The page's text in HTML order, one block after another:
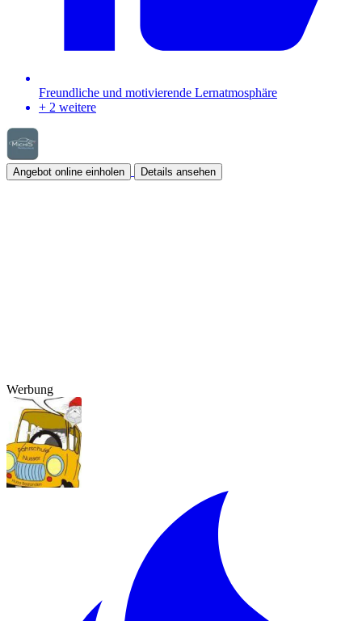
Freundliche und motivierende Lernatmosphäre
+ 2 weitere
Angebot online einholen Details ansehen
Werbung